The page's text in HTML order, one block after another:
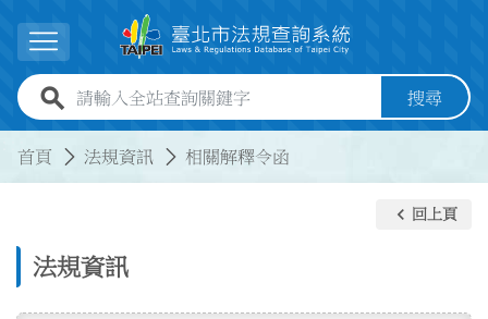
展開選單
全站查詢關鍵字欄位 搜尋
首頁 法規資訊 相關解釋令函
法規資訊
keyboard_arrow_left 回上頁